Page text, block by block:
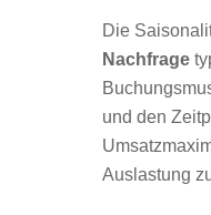
Die
Nachfrage
und den
Auslastung